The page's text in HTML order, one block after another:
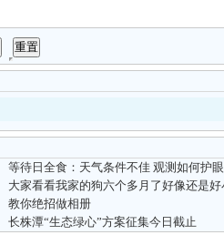
等待日全食：天气条件不佳 观测如何护眼
教你绝招做相册
长株潭“生态绿心”方案征集今日截止